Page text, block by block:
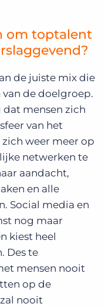
om toptalent
de juiste mix die
de doelgroep.
mensen zich
van het
weer meer op
netwerken te
aandacht,
en alle
Social media en
nog maar
kiest heel
Des te
mensen nooit
op de
nooit